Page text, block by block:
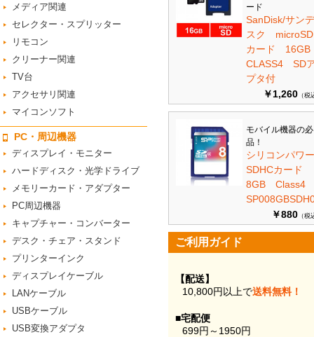
メディア関連
セレクター・スプリッター
リモコン
クリーナー関連
TV台
アクセサリ関連
マイコンソフト
PC・周辺機器
ディスプレイ・モニター
ハードディスク・光学ドライブ
メモリーカード・アダプター
PC周辺機器
キャプチャー・コンバーター
デスク・チェア・スタンド
プリンターインク
ディスプレイケーブル
LANケーブル
USBケーブル
USB変換アダプタ
ード
SanDisk/サン
スク
カード
CLASS4 SD
プタ付
￥1,260 （税
モバイル機器の
品！
シリコンパ
SDHCカード
8GB
￥880 （税
ご利用ガイド
【配送】
10,800円以上で送料無料！
■宅配便
699円～1950円